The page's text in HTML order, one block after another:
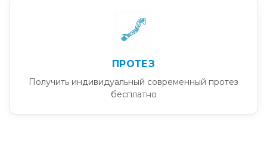
ПРОТЕЗ
Получить индивидуальный современный протез
бесплатно